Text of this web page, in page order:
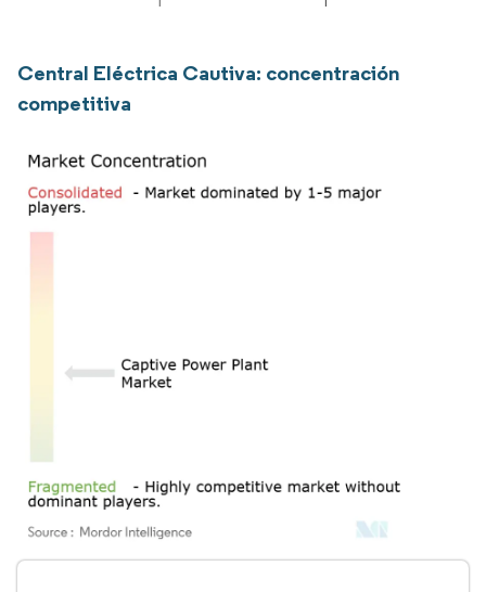
Central Eléctrica Cautiva: concentración
competitiva